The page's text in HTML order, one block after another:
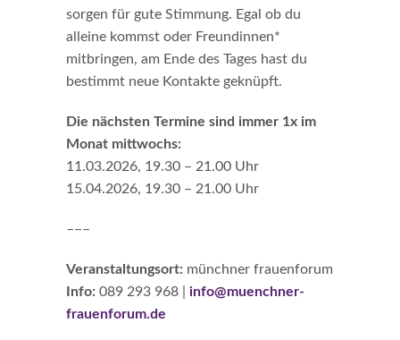
sorgen für gute Stimmung. Egal ob du
alleine kommst oder Freundinnen*
mitbringen, am Ende des Tages hast du
bestimmt neue Kontakte geknüpft.
Die nächsten Termine sind immer 1x im
Monat mittwochs:
11.03.2026, 19.30 – 21.00 Uhr
15.04.2026, 19.30 – 21.00 Uhr
–––
Veranstaltungsort: münchner frauenforum
Info: 089 293 968 |
info@muenchner-
frauenforum.de